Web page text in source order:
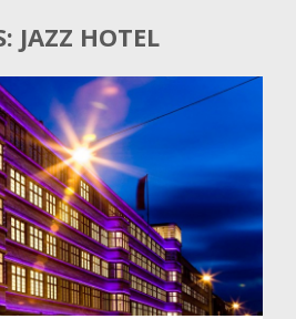
JAZZ HOTEL